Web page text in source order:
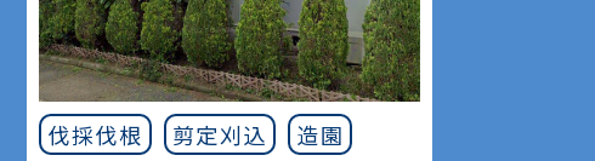
な問題を解決し、お客様の大
空間をしっかりお守りさせて
ます。
木などの緑はすべて生き物で
それらの魅力を引き出すため
伐採伐根 剪定刈込 造園